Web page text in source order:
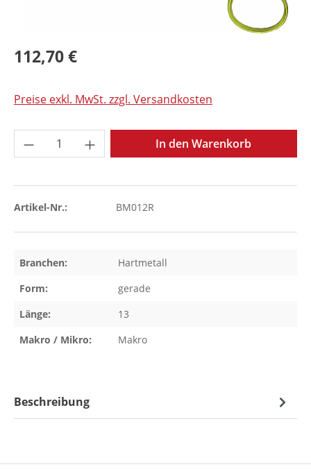
112,70 €
Preise exkl. MwSt. zzgl. Versandkosten
Produkt Anzahl: Gib den gewünschten
In den Warenkorb
Artikel-Nr.: BM012R
Branchen:
Hartmetall
Form:
gerade
Länge:
13
Makro / Mikro:
Makro
Beschreibung